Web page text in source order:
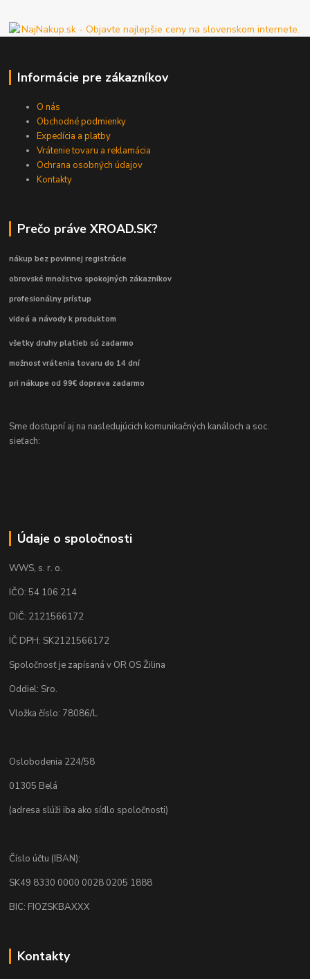
Informácie pre zákazníkov
O nás
Obchodné podmienky
Expedícia a platby
Vrátenie tovaru a reklamácia
Ochrana osobných údajov
Kontakty
Prečo práve XROAD.SK?
nákup bez povinnej registrácie
obrovské množstvo spokojných zákazníkov
profesionálny prístup
videá a návody k produktom
všetky druhy platieb sú zadarmo
možnosť vrátenia tovaru do 14 dní
pri nákupe od 99€ doprava zadarmo
Sme dostupní aj na nasledujúcich komunikačných kanáloch a soc.
sieťach:
Údaje o spoločnosti
WWS, s. r. o.
IČO: 54 106 214
DIČ: 2121566172
IČ DPH: SK2121566172
Spoločnosť je zapísaná v OR OS Žilina
Oddiel: Sro.
Vložka číslo: 78086/L
Oslobodenia 224/58
01305 Belá
(adresa slúži iba ako sídlo spoločnosti)
Číslo účtu (IBAN):
SK49 8330 0000 0028 0205 1888
BIC: FIOZSKBAXXX
Kontakty